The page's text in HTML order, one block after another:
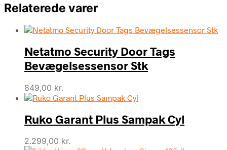
Relaterede varer
Netatmo Security Door Tags
Bevægelsessensor Stk
849,00 kr.
Ruko Garant Plus Sampak Cyl
2.299,00 kr.